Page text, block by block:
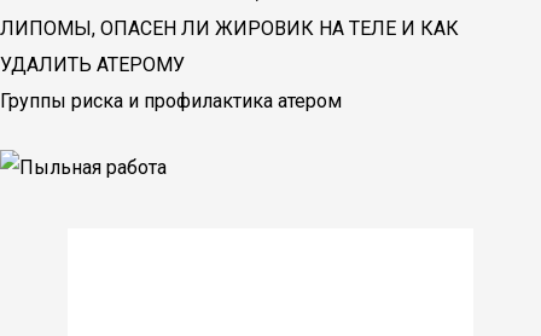
ЛИПОМЫ, ОПАСЕН ЛИ ЖИРОВИК НА ТЕЛЕ И КАК
УДАЛИТЬ АТЕРОМУ
Группы риска и профилактика атером